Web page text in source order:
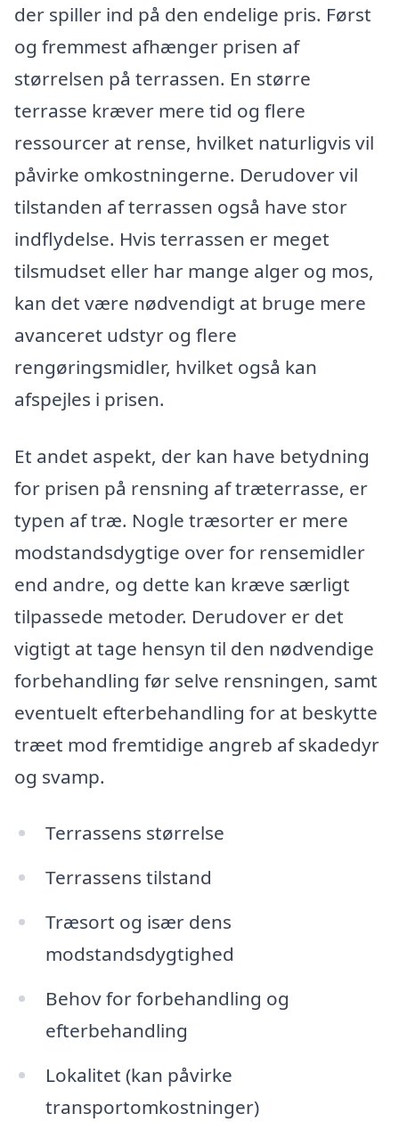
der spiller ind på den endelige pris. Først
og fremmest afhænger prisen af
størrelsen på terrassen. En større
terrasse kræver mere tid og flere
ressourcer at rense, hvilket naturligvis vil
påvirke omkostningerne. Derudover vil
tilstanden af terrassen også have stor
indflydelse. Hvis terrassen er meget
tilsmudset eller har mange alger og mos,
kan det være nødvendigt at bruge mere
avanceret udstyr og flere
rengøringsmidler, hvilket også kan
afspejles i prisen.
Et andet aspekt, der kan have betydning
for prisen på rensning af træterrasse, er
typen af træ. Nogle træsorter er mere
modstandsdygtige over for rensemidler
end andre, og dette kan kræve særligt
tilpassede metoder. Derudover er det
vigtigt at tage hensyn til den nødvendige
forbehandling før selve rensningen, samt
eventuelt efterbehandling for at beskytte
træet mod fremtidige angreb af skadedyr
og svamp.
Terrassens størrelse
Terrassens tilstand
Træsort og især dens
modstandsdygtighed
Behov for forbehandling og
efterbehandling
Lokalitet (kan påvirke
transportomkostninger)